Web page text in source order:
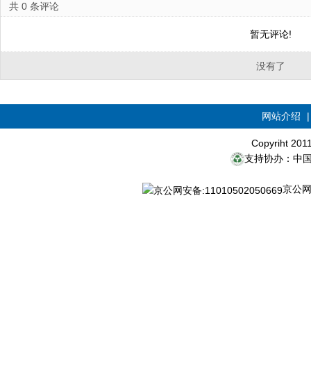
共 0 条评论
暂无评论!
没有了
网站介绍
Copyriht
支持协办：中
京公